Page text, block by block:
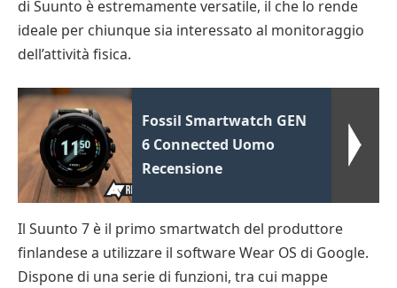
di Suunto è estremamente versatile, il che lo rende
ideale per chiunque sia interessato al monitoraggio
dell’attività fisica.
Fossil Smartwatch GEN
6 Connected Uomo
Recensione
Il Suunto 7 è il primo smartwatch del produttore
finlandese a utilizzare il software Wear OS di Google.
Dispone di una serie di funzioni, tra cui mappe